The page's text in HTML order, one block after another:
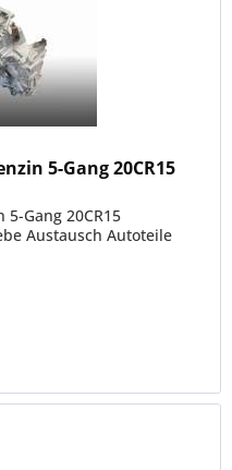
5-Gang 20CR15
Gang 20CR15
Austausch Autoteile